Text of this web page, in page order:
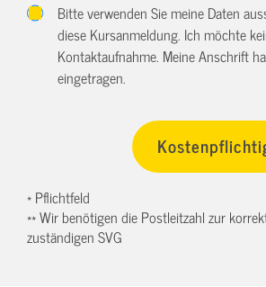
Bitte verwenden Sie meine Daten
diese Kursanmeldung. Ich möchte
Kontaktaufnahme. Meine Anschrift
eingetragen.
* Pflichtfeld
** Wir benötigen die Postleitzahl zur
zuständigen SVG